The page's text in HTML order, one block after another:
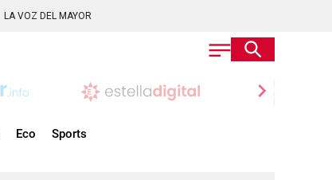
LA VOZ DEL MAYOR
chevron_right
Eco Sports